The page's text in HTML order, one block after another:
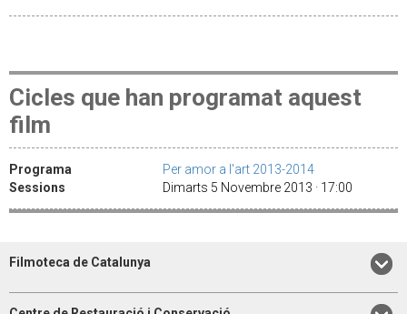
Cicles que han programat aquest
film
Programa
Per amor a l'art 2013-2014
Sessions
Dimarts 5 Novembre 2013 · 17:00
Filmoteca de Catalunya